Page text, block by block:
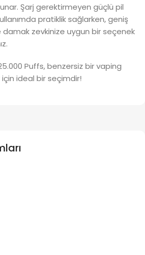
Şarj gerektirmeyen güçlü pil
pratiklik sağlarken, geniş
zevkinize uygun bir seçenek
Puffs, benzersiz bir vaping
ideal bir seçimdir!